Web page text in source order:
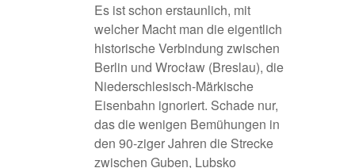
Es ist schon erstaunlich, mit
welcher Macht man die eigentlich
historische Verbindung zwischen
Berlin und Wrocław (Breslau), die
Niederschlesisch-Märkische
Eisenbahn ignoriert. Schade nur,
das die wenigen Bemühungen in
den 90-ziger Jahren die Strecke
zwischen Guben, Lubsko